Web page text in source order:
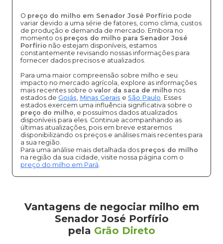
O preço do milho em Senador José Porfírio pode
variar devido a uma série de fatores, como clima, custos
de produção e demanda de mercado. Embora no
momento os preços do milho para Senador José
Porfírio não estejam disponíveis, estamos
constantemente revisando nossas informações para
fornecer dados precisos e atualizados.
Para uma maior compreensão sobre milho e seu
impacto no mercado agrícola, explore as informações
mais recentes sobre o valor da saca de milho nos
estados de Goiás, Minas Gerais e São Paulo. Esses
estados exercem uma influência significativa sobre o
preço do milho, e possuímos dados atualizados
disponíveis para eles. Continue acompanhando as
últimas atualizações, pois em breve estaremos
disponibilizando os preços e análises mais recentes para
a sua região.
Para uma análise mais detalhada dos preços do milho
na região da sua cidade, visite nossa página com o
preço do milho em Pará.
Vantagens de negociar milho em
Senador José Porfírio
pela Grão Direto